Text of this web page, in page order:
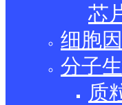
芯
细胞
分子
质